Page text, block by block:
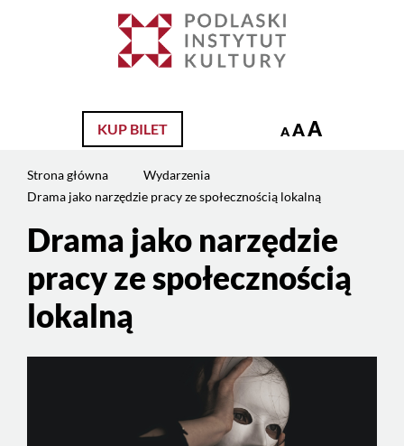
społecznością
lokalną
KUP BILET A AA
Strona główna
Wydarzenia
Drama jako narzędzie pracy ze społecznością lokalną
Drama jako narzędzie
pracy ze społecznością
lokalną